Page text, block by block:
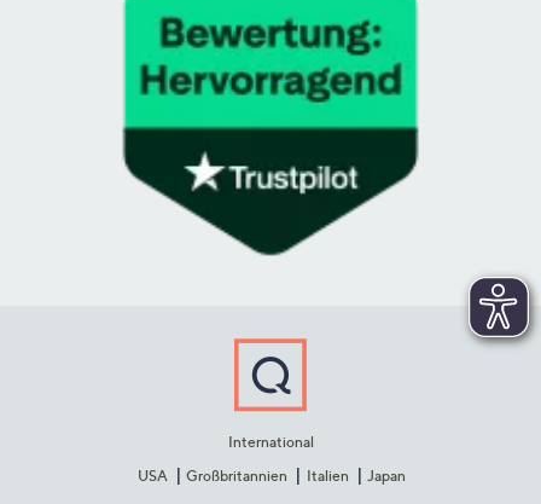
International
USA
Großbritannien Italien Japan